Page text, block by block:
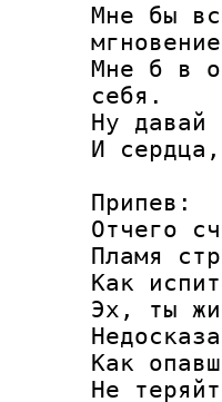
Мне бы
Мне б в
себя.
Ну давай
И
Припев:
Отчего
Пламя
Как
Эх, ты
Как
Не